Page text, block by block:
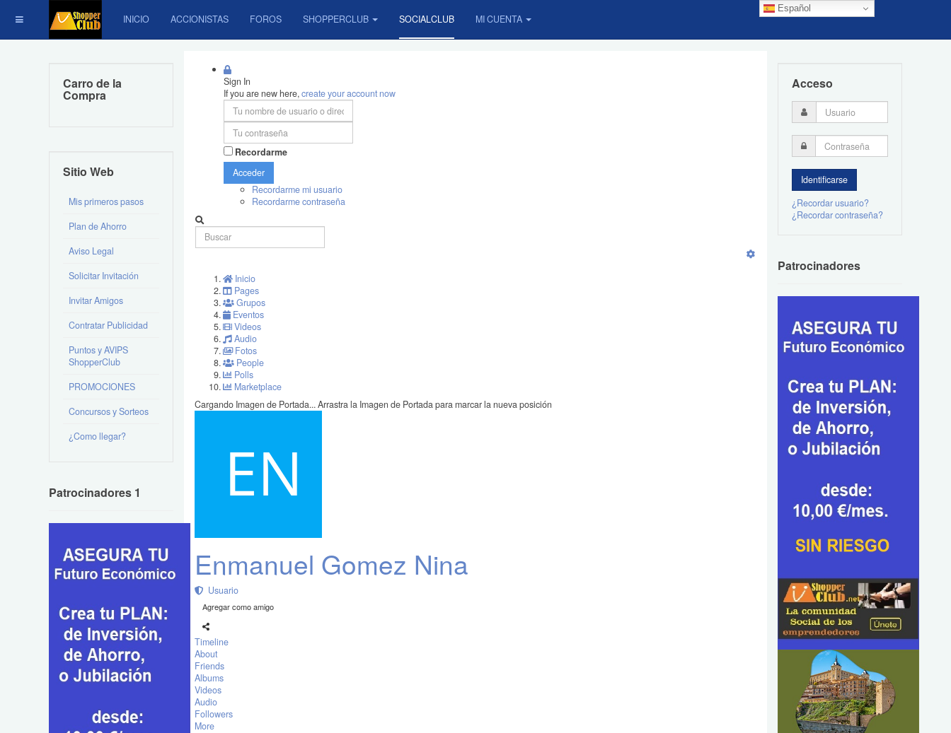
Español
INICIO ACCIONISTAS FOROS SHOPPERCLUB SOCIALCLUB MI CUENTA
Sign In
If you are new here,create your account now
Recordarme
Acceder
Recordarme mi usuario
Recordarme contraseña
Inicio
Pages
Grupos
Eventos
Videos
Audio
Fotos
People
Polls
Marketplace
Cargando Imagen de Portada...Arrastra la Imagen de Portada para marcar la nueva posición
Enmanuel Gomez Nina
Usuario
Agregar como amigo
Timeline
About
Friends
Albums
Videos
Audio
Followers
More
Carro de la
Compra
Sitio Web
Mis primeros pasos
Plan de Ahorro
Aviso Legal
Solicitar Invitación
Invitar Amigos
Contratar Publicidad
Puntos y AVIPS
ShopperClub
PROMOCIONES
Concursos y Sorteos
¿Como llegar?
Patrocinadores 1
Acceso
¿Recordar usuario?
¿Recordar contraseña?
Patrocinadores